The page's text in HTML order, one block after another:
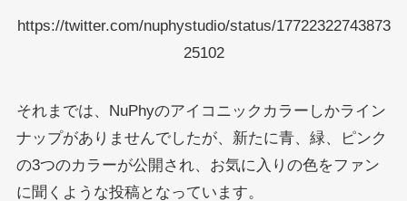
https://twitter.com/nuphystudio/status/17722322743873
25102
それまでは、NuPhyのアイコニックカラーしかライン
ナップがありませんでしたが、新たに青、緑、ピンク
の3つのカラーが公開され、お気に入りの色をファン
に聞くような投稿となっています。